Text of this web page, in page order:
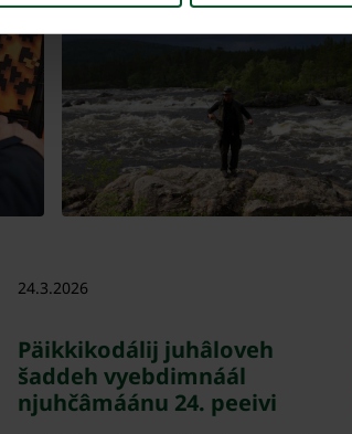
24.3.2026
Päikkikodálij juhâloveh
šaddeh vyebdimnáál
njuhčâmáánu 24. peeivi